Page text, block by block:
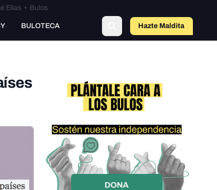
Elías• Bulos
BULOTECA Hazte Maldito
a